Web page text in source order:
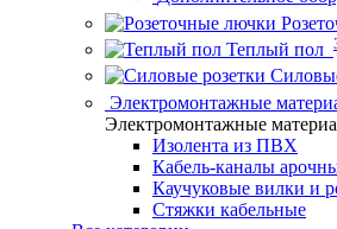
Теплый пол
Электромонтажные
Электромонтажные
Изолента из ПВХ
Кабель-каналы
Каучуковые вилки и
Стяжки кабельные